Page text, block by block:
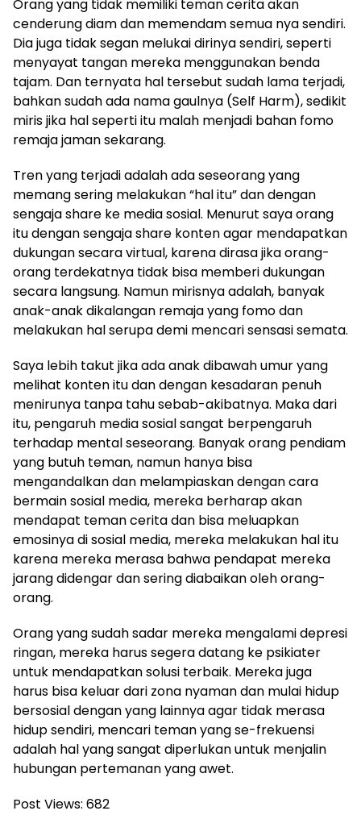
Orang yang tidak memiliki teman cerita akan
cenderung diam dan memendam semua nya sendiri.
Dia juga tidak segan melukai dirinya sendiri, seperti
menyayat tangan mereka menggunakan benda
tajam. Dan ternyata hal tersebut sudah lama terjadi,
bahkan sudah ada nama gaulnya (Self Harm), sedikit
miris jika hal seperti itu malah menjadi bahan fomo
remaja jaman sekarang.
Tren yang terjadi adalah ada seseorang yang
memang sering melakukan “hal itu” dan dengan
sengaja share ke media sosial. Menurut saya orang
itu dengan sengaja share konten agar mendapatkan
dukungan secara virtual, karena dirasa jika orang-
orang terdekatnya tidak bisa memberi dukungan
secara langsung. Namun mirisnya adalah, banyak
anak-anak dikalangan remaja yang fomo dan
melakukan hal serupa demi mencari sensasi semata.
Saya lebih takut jika ada anak dibawah umur yang
melihat konten itu dan dengan kesadaran penuh
menirunya tanpa tahu sebab-akibatnya. Maka dari
itu, pengaruh media sosial sangat berpengaruh
terhadap mental seseorang. Banyak orang pendiam
yang butuh teman, namun hanya bisa
mengandalkan dan melampiaskan dengan cara
bermain sosial media, mereka berharap akan
mendapat teman cerita dan bisa meluapkan
emosinya di sosial media, mereka melakukan hal itu
karena mereka merasa bahwa pendapat mereka
jarang didengar dan sering diabaikan oleh orang-
orang.
Orang yang sudah sadar mereka mengalami depresi
ringan, mereka harus segera datang ke psikiater
untuk mendapatkan solusi terbaik. Mereka juga
harus bisa keluar dari zona nyaman dan mulai hidup
bersosial dengan yang lainnya agar tidak merasa
hidup sendiri, mencari teman yang se-frekuensi
adalah hal yang sangat diperlukan untuk menjalin
hubungan pertemanan yang awet.
Post Views: 682